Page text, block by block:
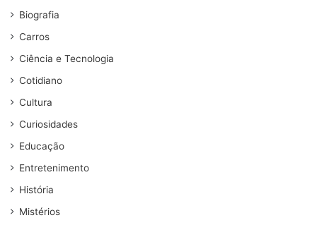
Biografia
Carros
Ciência e Tecnologia
Cotidiano
Cultura
Curiosidades
Educação
Entretenimento
História
Mistérios